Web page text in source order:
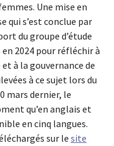
Une mise en
qui s’est conclue par
du groupe d’étude
2024 pour réfléchir à
à la gouvernance de
à ce sujet lors du
mars dernier, le
qu’en anglais et
en cinq langues.
sur le site